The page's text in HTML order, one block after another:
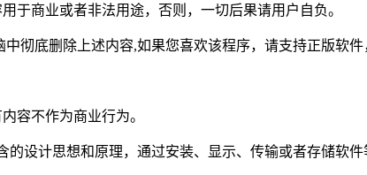
于商业或者非法用途，否则，一切后果请用户自负。
彻底删除上述内容,如果您喜欢该程序，请支持正版软件
容不作为商业行为。
设计思想和原理，通过安装、显示、传输或者存储软